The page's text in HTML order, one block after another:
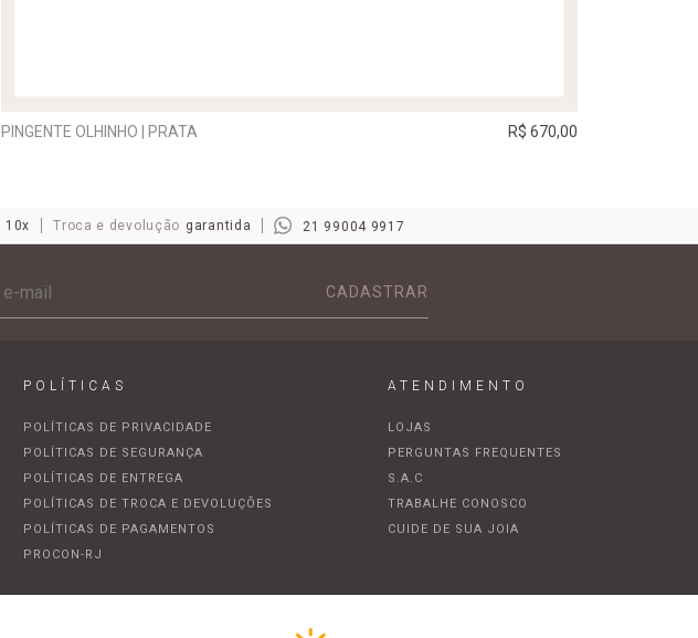
PINGENTE OLHINHO | PRATA R$ 670,00
10x Troca e devolução garantida 21 99004 9917
CADASTRAR
POLÍTICAS
POLÍTICAS DE PRIVACIDADE
POLÍTICAS DE SEGURANÇA
POLÍTICAS DE ENTREGA
POLÍTICAS DE TROCA E DEVOLUÇÕES
POLÍTICAS DE PAGAMENTOS
PROCON-RJ
ATENDIMENTO
LOJAS
PERGUNTAS FREQUENTES
S.A.C
TRABALHE CONOSCO
CUIDE DE SUA JOIA